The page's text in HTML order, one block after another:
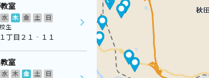
室
水 木 金 土
日
生
丁目２１‐１１
室
水 木 金 土
日